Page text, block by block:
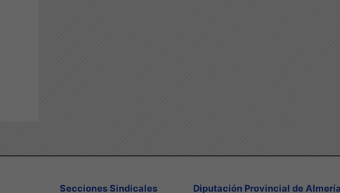
Secciones Sindicales Diputación Provincial de